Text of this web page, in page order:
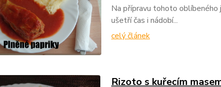
Na přípravu tohoto oblíbeného
ušetří čas i nádobí...
celý článek
Rizoto s kuřecím